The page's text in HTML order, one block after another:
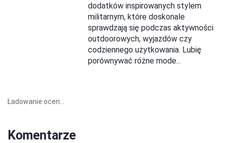
dodatków inspirowanych stylem
militarnym, które doskonale
sprawdzają się podczas aktywności
outdoorowych, wyjazdów czy
codziennego użytkowania. Lubię
porównywać różne mode...
Ładowanie ocen...
Komentarze